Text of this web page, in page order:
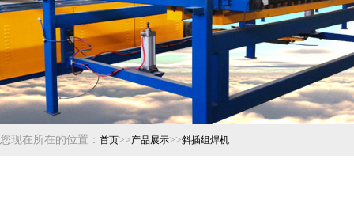
您现在所在的位置： 首页>>产品展示>>斜插组焊机